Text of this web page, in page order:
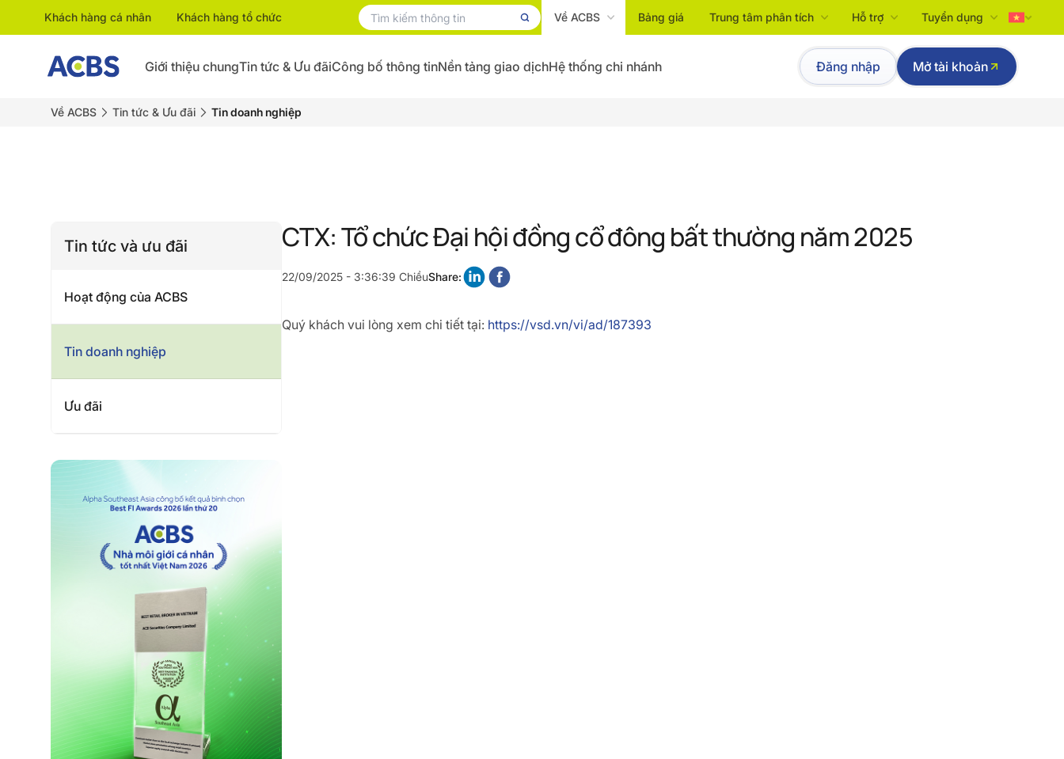
Khách hàng cá nhân Khách hàng tổ chức Về ACBS Bảng giá Trung tâm phân tích Hỗ trợ Tuyển dụng
Tiếng Việt
English
Giới thiệu chungTin tức & Ưu đãiCông bố thông tinNền tảng giao dịchHệ thống chi nhánh Đăng nhập Mở tài khoản
Về ACBS Tin tức & Ưu đãi Tin doanh nghiệp
Tin tức và ưu đãi
Hoạt động của ACBS
Tin doanh nghiệp
Ưu đãi
CTX: Tổ chức Đại hội đồng cổ đông bất thường năm 2025
22/09/2025 - 3:36:39 ChiềuShare:
Quý khách vui lòng xem chi tiết tại: https://vsd.vn/vi/ad/187393